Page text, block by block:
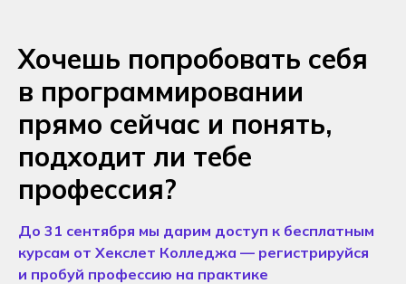
Хочешь попробовать себя
в программировании
прямо сейчас и понять,
подходит ли тебе
профессия?
До 31 сентября мы дарим доступ к бесплатным
курсам от Хекслет Колледжа — регистрируйся
и пробуй профессию на практике